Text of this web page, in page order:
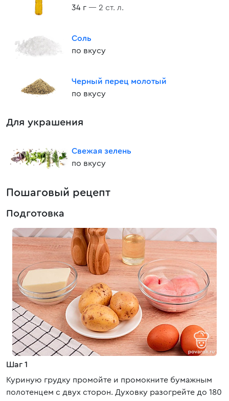
34 г — 2 ст. л.
Соль
по вкусу
Черный перец молотый
по вкусу
Для украшения
Свежая зелень
по вкусу
Пошаговый рецепт
Подготовка
Шаг 1
Куриную грудку промойте и промокните бумажным
полотенцем с двух сторон. Духовку разогрейте до 180